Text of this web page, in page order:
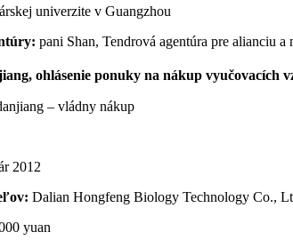
univerzite v Guangzhou
pani Shan, Tendrová agentúra pre alianciu
ohlásenie ponuky na nákup vyučovacích
– vládny nákup
2012
Dalian Hongfeng Biology Technology Co.,
yuan